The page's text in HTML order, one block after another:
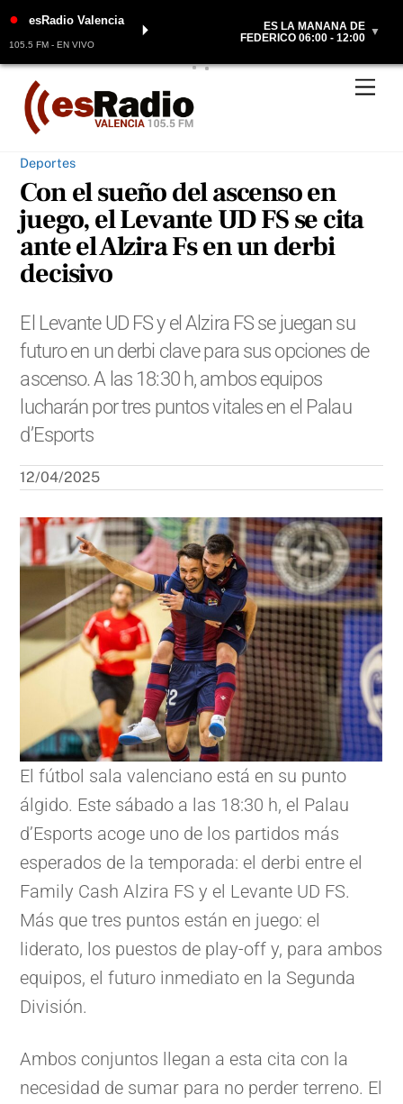
Skip
content
● esRadio Valencia
105.5 FM - EN VIVO
⏵
ES LA MAÑANA DE
FEDERICO 06:00 - 12:00 ▼
Deportes
Con el sueño del ascenso en
juego, el Levante UD FS se cita
ante el Alzira Fs en un derbi
decisivo
El Levante UD FS y el Alzira FS se juegan su
futuro en un derbi clave para sus opciones de
ascenso. A las 18:30 h, ambos equipos
lucharán por tres puntos vitales en el Palau
d’Esports
12/04/2025
El fútbol sala valenciano está en su punto
álgido. Este sábado a las 18:30 h, el Palau
d’Esports acoge uno de los partidos más
esperados de la temporada: el derbi entre el
Family Cash Alzira FS y el Levante UD FS.
Más que tres puntos están en juego: el
liderato, los puestos de play-off y, para ambos
equipos, el futuro inmediato en la Segunda
División.
Ambos conjuntos llegan a esta cita con la
necesidad de sumar para no perder terreno. El